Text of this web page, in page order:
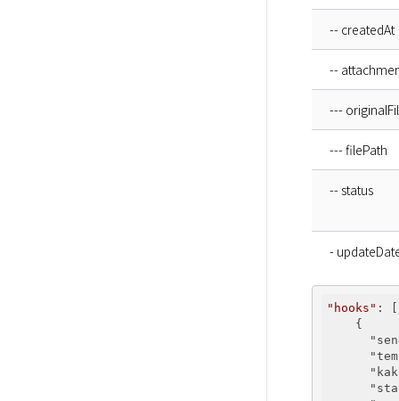
-- createdAt
--
---
--- filePath
-- status
-
"hooks" : [
    {